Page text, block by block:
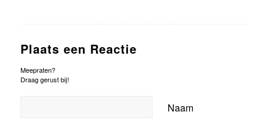
Plaats een Reactie
Meepraten?
Draag gerust bij!
Naam